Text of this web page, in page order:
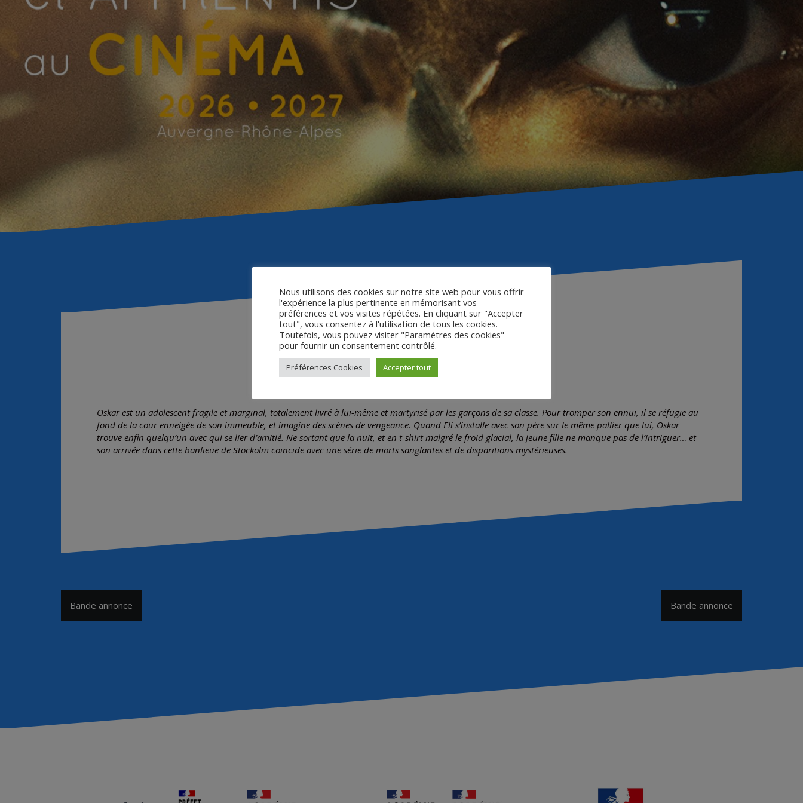
Synopsis
Oskar est un adolescent fragile et marginal, totalement livré à lui-même et martyrisé par les garçons de sa classe. Pour tromper son ennui, il se réfugie au
fond de la cour enneigée de son immeuble, et imagine des scènes de vengeance. Quand Eli s’installe avec son père sur le même pallier que lui, Oskar
trouve enfin quelqu’un avec qui se lier d’amitié. Ne sortant que la nuit, et en t-shirt malgré le froid glacial, la jeune fille ne manque pas de l’intriguer… et
son arrivée dans cette banlieue de Stockolm coïncide avec une série de morts sanglantes et de disparitions mystérieuses.
Navigation
de
Bande annonce Bande annonce
Nous utilisons des cookies sur notre site web pour vous offrir
l'expérience la plus pertinente en mémorisant vos
préférences et vos visites répétées. En cliquant sur "Accepter
tout", vous consentez à l'utilisation de tous les cookies.
Toutefois, vous pouvez visiter "Paramètres des cookies"
pour fournir un consentement contrôlé.
Préférences Cookies Accepter tout